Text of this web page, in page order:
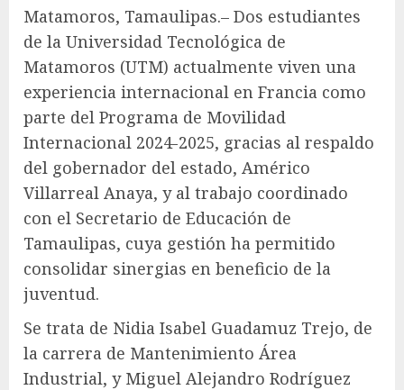
Matamoros, Tamaulipas.– Dos estudiantes
de la Universidad Tecnológica de
Matamoros (UTM) actualmente viven una
experiencia internacional en Francia como
parte del Programa de Movilidad
Internacional 2024-2025, gracias al respaldo
del gobernador del estado, Américo
Villarreal Anaya, y al trabajo coordinado
con el Secretario de Educación de
Tamaulipas, cuya gestión ha permitido
consolidar sinergias en beneficio de la
juventud.
Se trata de Nidia Isabel Guadamuz Trejo, de
la carrera de Mantenimiento Área
Industrial, y Miguel Alejandro Rodríguez